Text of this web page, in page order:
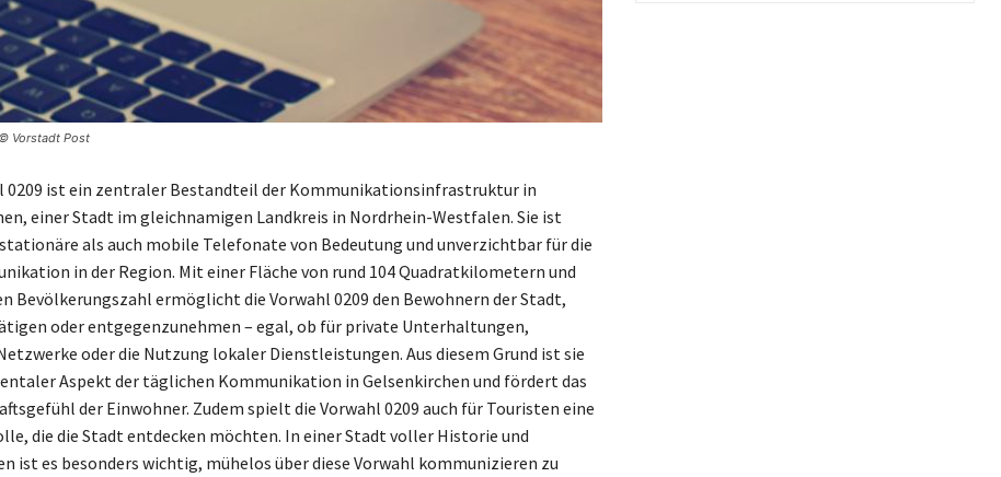
Vorstadt Post
0209 ist ein zentraler Bestandteil der Kommunikationsinfrastruktur in
einer Stadt im gleichnamigen Landkreis in Nordrhein-Westfalen. Sie ist
als auch mobile Telefonate von Bedeutung und unverzichtbar für die
in der Region. Mit einer Fläche von rund 104 Quadratkilometern und
Bevölkerungszahl ermöglicht die Vorwahl 0209 den Bewohnern der Stadt,
oder entgegenzunehmen – egal, ob für private Unterhaltungen,
oder die Nutzung lokaler Dienstleistungen. Aus diesem Grund ist sie
Aspekt der täglichen Kommunikation in Gelsenkirchen und fördert das
der Einwohner. Zudem spielt die Vorwahl 0209 auch für Touristen eine
die die Stadt entdecken möchten. In einer Stadt voller Historie und
ist es besonders wichtig, mühelos über diese Vorwahl kommunizieren zu